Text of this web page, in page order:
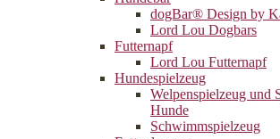
dogBar® Design by
Lord Lou Dogbars
Futternapf
Lord Lou Futternapf
Hundespielzeug
Welpenspielzeug und
Hunde
Schwimmspielzeug